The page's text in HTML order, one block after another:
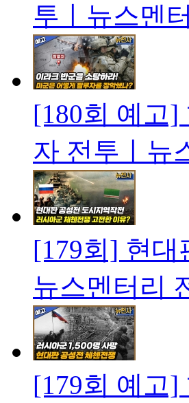
투ㅣ뉴스멘
[180회 예고]
자 전투ㅣ뉴
[179회] 현대
뉴스멘터리
[179회 예고]